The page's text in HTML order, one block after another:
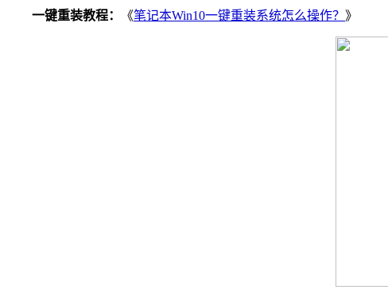
一键重装教程： 《笔记本Win10一键重装系统怎么操作？ 》